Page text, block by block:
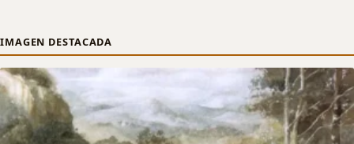
IMAGEN DESTACADA